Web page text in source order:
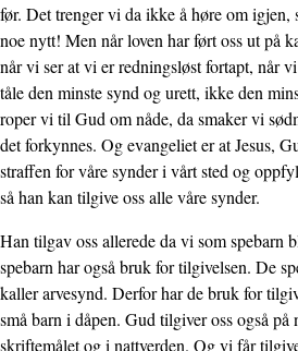
før. Det trenger vi da ikke å høre om igjen,
noe nytt! Men når loven har ført oss ut på
når vi ser at vi er redningsløst fortapt, når
tåle den minste synd og urett, ikke den
roper vi til Gud om nåde, da smaker vi
det forkynnes. Og evangeliet er at Jesus,
straffen for våre synder i vårt sted og
så han kan tilgive oss alle våre synder.
Han tilgav oss allerede da vi som spebarn
spebarn har også bruk for tilgivelsen. De
kaller arvesynd. Derfor har de bruk for
små barn i dåpen. Gud tilgiver oss også
skriftemålet og i nattverden. Og vi får